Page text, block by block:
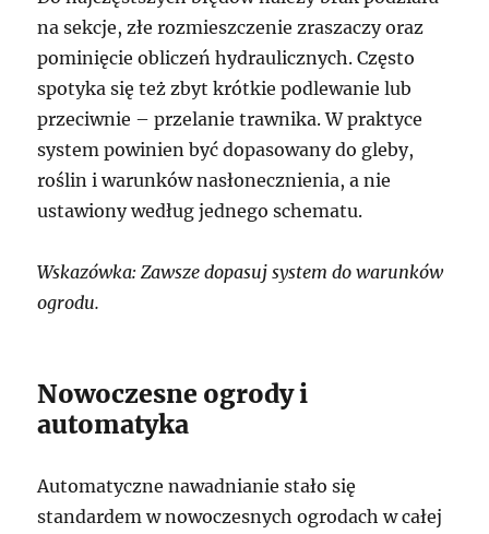
na sekcje, złe rozmieszczenie zraszaczy oraz
pominięcie obliczeń hydraulicznych. Często
spotyka się też zbyt krótkie podlewanie lub
przeciwnie – przelanie trawnika. W praktyce
system powinien być dopasowany do gleby,
roślin i warunków nasłonecznienia, a nie
ustawiony według jednego schematu.
Wskazówka: Zawsze dopasuj system do warunków
ogrodu.
Nowoczesne ogrody i
automatyka
Automatyczne nawadnianie stało się
standardem w nowoczesnych ogrodach w całej